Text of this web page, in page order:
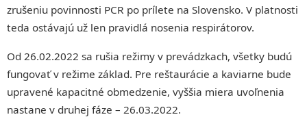
zrušeniu povinnosti PCR po prílete na Slovensko. V platnosti
teda ostávajú už len pravidlá nosenia respirátorov.
Od 26.02.2022 sa rušia režimy v prevádzkach, všetky budú
fungovať v režime základ. Pre reštaurácie a kaviarne bude
upravené kapacitné obmedzenie, vyššia miera uvoľnenia
nastane v druhej fáze – 26.03.2022.